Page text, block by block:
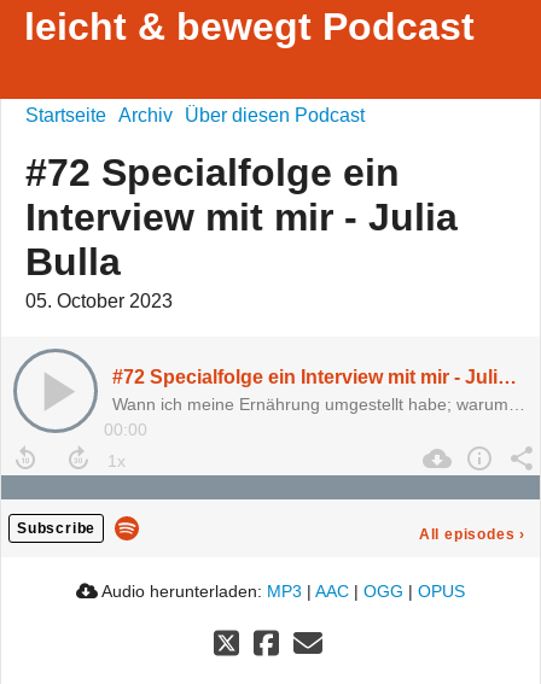
leicht & bewegt Podcast
Startseite Archiv Über diesen Podcast
#72 Specialfolge ein
Interview mit mir - Julia
Bulla
05. October 2023
#72 Specialfolge ein Interview mit mir - Julia Bulla
00:00
Subscribe All episodes ›
Audio herunterladen: MP3 | AAC | OGG | OPUS